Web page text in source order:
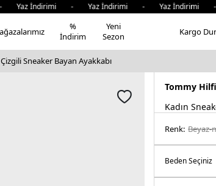
- Yaz İndirimi - Yaz
%
İndirim
Yeni
Sezon
Kargo
Sneaker Bayan Ayakkabı
Tommy
Kadın
Renk: